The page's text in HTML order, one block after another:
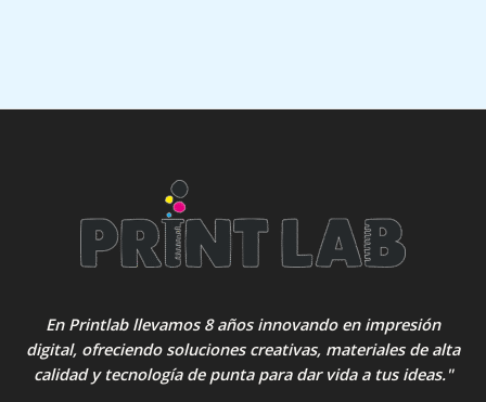
En Printlab llevamos 8 años innovando en impresión
digital, ofreciendo soluciones creativas, materiales de alta
calidad y tecnología de punta para dar vida a tus ideas."